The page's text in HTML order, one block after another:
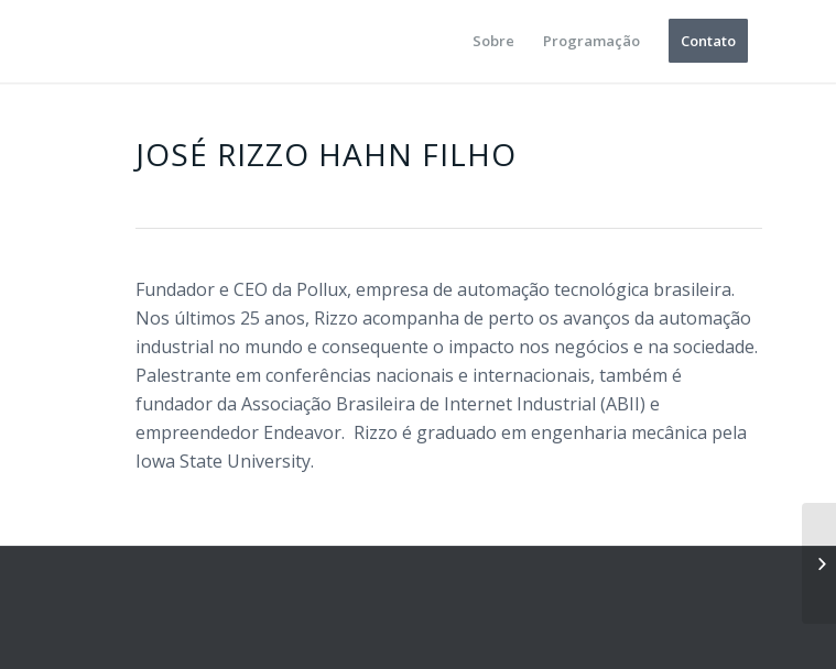
Sobre Programação Contato
JOSÉ RIZZO HAHN FILHO
Fundador e CEO da Pollux, empresa de automação tecnológica brasileira.
Nos últimos 25 anos, Rizzo acompanha de perto os avanços da automação
industrial no mundo e consequente o impacto nos negócios e na sociedade.
Palestrante em conferências nacionais e internacionais, também é
fundador da Associação Brasileira de Internet Industrial (ABII) e
empreendedor Endeavor. Rizzo é graduado em engenharia mecânica pela
Iowa State University.